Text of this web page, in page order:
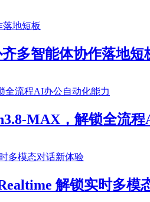
多智能体协作落地短
MAX，解锁全流
解锁实时多模